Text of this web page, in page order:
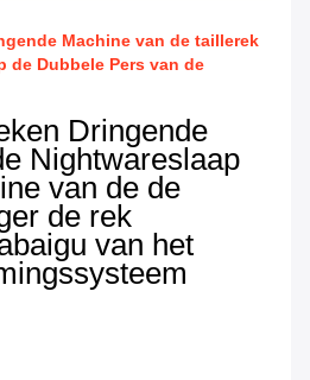
Machine van de taillerek
de Dubbele Pers van de
Dringende
Nightwareslaap
van de de
de rek
van het